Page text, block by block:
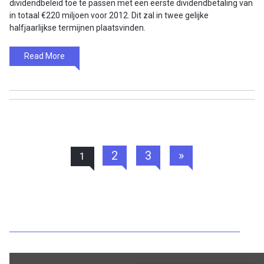
dividendbeleid toe te passen met een eerste dividendbetaling van
in totaal €220 miljoen voor 2012. Dit zal in twee gelijke
halfjaarlijkse termijnen plaatsvinden.
Read More
1 2 3 »